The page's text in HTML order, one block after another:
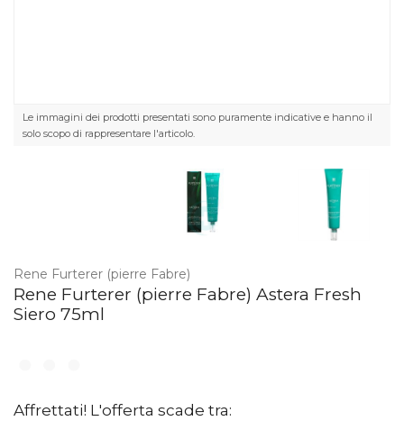
Le immagini dei prodotti presentati sono puramente indicative e hanno il
solo scopo di rappresentare l'articolo.
Rene Furterer (pierre Fabre)
Rene Furterer (pierre Fabre) Astera Fresh
Siero 75ml
Affrettati! L'offerta scade tra: